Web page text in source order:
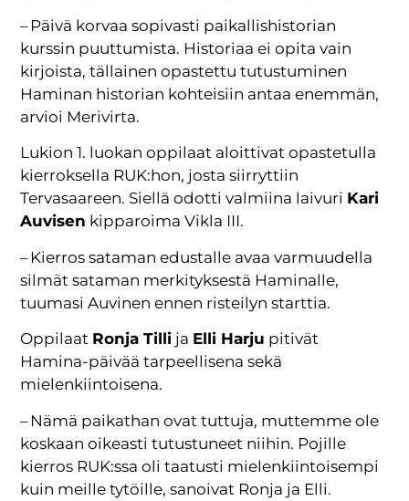
– Päivä korvaa sopivasti paikallishistorian
kurssin puuttumista. Historiaa ei opita vain
kirjoista, tällainen opastettu tutustuminen
Haminan historian kohteisiin antaa enemmän,
arvioi Merivirta.
Lukion 1. luokan oppilaat aloittivat opastetulla
kierroksella RUK:hon, josta siirryttiin
Tervasaareen. Siellä odotti valmiina laivuri Kari
Auvisen kipparoima Vikla III.
– Kierros sataman edustalle avaa varmuudella
silmät sataman merkityksestä Haminalle,
tuumasi Auvinen ennen risteilyn starttia.
Oppilaat Ronja Tilli ja Elli Harju pitivät
Hamina-päivää tarpeellisena sekä
mielenkiintoisena.
– Nämä paikathan ovat tuttuja, muttemme ole
koskaan oikeasti tutustuneet niihin. Pojille
kierros RUK:ssa oli taatusti mielenkiintoisempi
kuin meille tytöille, sanoivat Ronja ja Elli.